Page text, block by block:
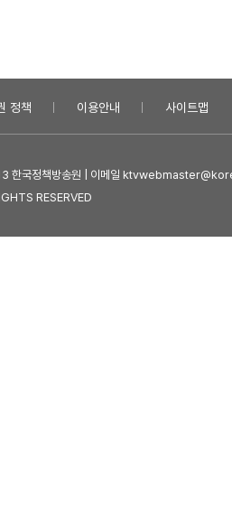
정책 이용안내 사이트맵
한국정책방송원 | 이메일
RESERVED